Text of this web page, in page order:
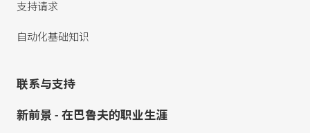
支持请求
自动化基础知识
联系与支持
新前景 - 在巴鲁夫的职业生涯